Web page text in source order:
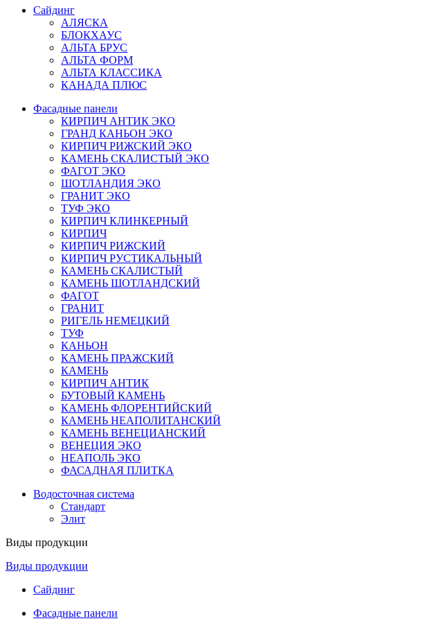
Сайдинг
АЛЯСКА
БЛОКХАУС
АЛЬТА БРУС
АЛЬТА ФОРМ
АЛЬТА КЛАССИКА
КАНАДА ПЛЮС
Фасадные панели
КИРПИЧ АНТИК ЭКО
ГРАНД КАНЬОН ЭКО
КИРПИЧ РИЖСКИЙ ЭКО
КАМЕНЬ СКАЛИСТЫЙ ЭКО
ФАГОТ ЭКО
ШОТЛАНДИЯ ЭКО
ГРАНИТ ЭКО
ТУФ ЭКО
КИРПИЧ КЛИНКЕРНЫЙ
КИРПИЧ
КИРПИЧ РИЖСКИЙ
КИРПИЧ РУСТИКАЛЬНЫЙ
КАМЕНЬ СКАЛИСТЫЙ
КАМЕНЬ ШОТЛАНДСКИЙ
ФАГОТ
ГРАНИТ
РИГЕЛЬ НЕМЕЦКИЙ
ТУФ
КАНЬОН
КАМЕНЬ ПРАЖСКИЙ
КАМЕНЬ
КИРПИЧ АНТИК
БУТОВЫЙ КАМЕНЬ
КАМЕНЬ ФЛОРЕНТИЙСКИЙ
КАМЕНЬ НЕАПОЛИТАНСКИЙ
КАМЕНЬ ВЕНЕЦИАНСКИЙ
ВЕНЕЦИЯ ЭКО
НЕАПОЛЬ ЭКО
ФАСАДНАЯ ПЛИТКА
Водосточная система
Стандарт
Элит
Виды продукции
Виды продукции
Сайдинг
Фасадные панели